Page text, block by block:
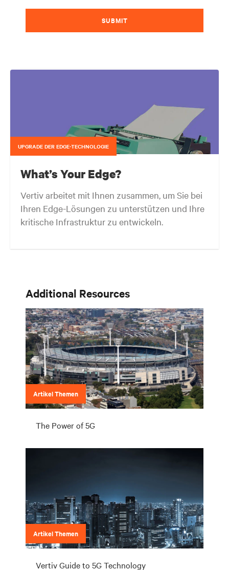
SUBMIT
UPGRADE DER EDGE-TECHNOLOGIE
What’s Your Edge?
Vertiv arbeitet mit Ihnen zusammen, um Sie bei
Ihren Edge-Lösungen zu unterstützen und Ihre
kritische Infrastruktur zu entwickeln.
Additional Resources
Artikel Themen
The Power of 5G
Artikel Themen
Vertiv Guide to 5G Technology